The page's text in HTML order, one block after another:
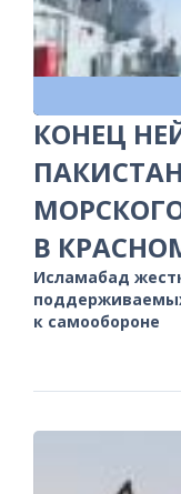
КОНЕЦ
В
Исламабад
к самообороне